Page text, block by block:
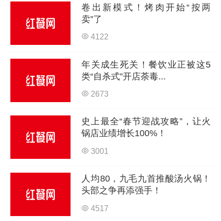
卷出新模式！烤肉开始“按两
卖”了
4122
年关成生死关！餐饮业正被这5
类“自杀式”开店荼毒...
2673
史上最全“春节迎战攻略”，让火
锅店业绩增长100%！
3001
人均80，九毛九首推酸汤火锅！
头部之争再添强手！
4517